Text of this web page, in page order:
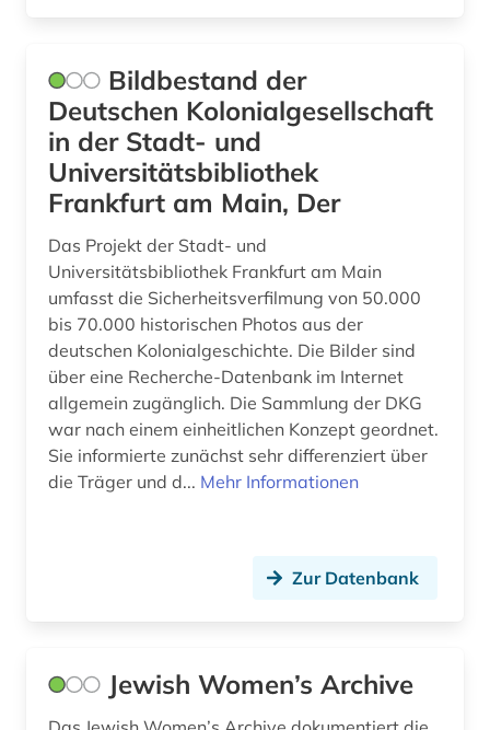
baum (2)
bautechnik (1)
bauvorhaben (1)
bauzeichnung (1)
bayerisch schwaben (1)
bayerische motoren-werke (1)
bayerische staatsgemäldesammlungen (1)
bayern (6)
bekleidung (1)
belgische kultur (1)
belgische kunst (1)
benin (1)
Ukraine (7)
Ungarn (6)
Vatikanstadt (2)
Bildbestand der
Deutschen Kolonialgesellschaft
in der Stadt- und
Universitätsbibliothek
Frankfurt am Main, Der
Das Projekt der Stadt- und
Universitätsbibliothek Frankfurt am Main
umfasst die Sicherheitsverfilmung von 50.000
bis 70.000 historischen Photos aus der
deutschen Kolonialgeschichte. Die Bilder sind
über eine Recherche-Datenbank im Internet
allgemein zugänglich. Die Sammlung der DKG
war nach einem einheitlichen Konzept geordnet.
Sie informierte zunächst sehr differenziert über
die Träger und d... Mehr Informationen
Zur Datenbank
Jewish Women’s Archive